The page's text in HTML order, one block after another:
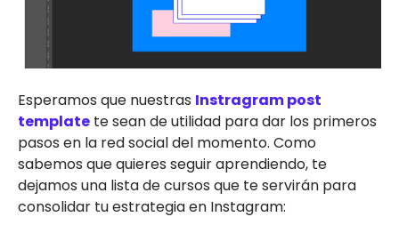
Esperamos que nuestras Instragram post
template te sean de utilidad para dar los primeros
pasos en la red social del momento. Como
sabemos que quieres seguir aprendiendo, te
dejamos una lista de cursos que te servirán para
consolidar tu estrategia en Instagram: